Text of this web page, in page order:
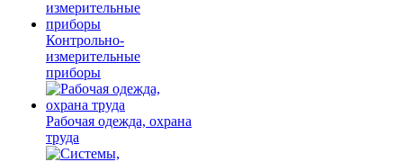
Контрольно-
измерительные
приборы
Рабочая одежда, охрана
труда